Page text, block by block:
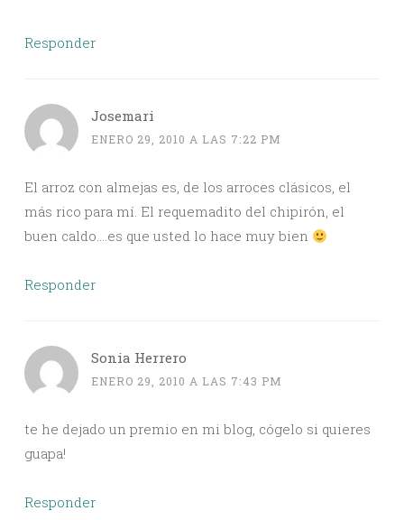
Responder
Josemari
ENERO 29, 2010 A LAS 7:22 PM
El arroz con almejas es, de los arroces clásicos, el
más rico para mí. El requemadito del chipirón, el
buen caldo….es que usted lo hace muy bien
Responder
Sonia Herrero
ENERO 29, 2010 A LAS 7:43 PM
te he dejado un premio en mi blog, cógelo si quieres
guapa!
Responder